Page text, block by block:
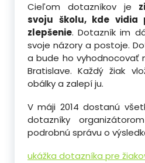
Cieľom dotazníkov je
svoju školu, kde vidia
zlepšenie. Dotazník im
svoje názory a postoje.
a bude ho vyhodnocovať
Bratislave. Každý žiak
obálky a zalepí ju.
V máji 2014 dostanú
dotazníky
podrobnú správu o
ukážka dotazníka pre